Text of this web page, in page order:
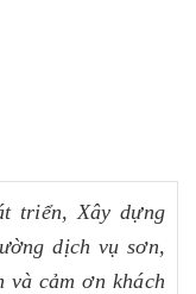
triển, Xây dựng
dịch vụ sơn,
cảm ơn khách